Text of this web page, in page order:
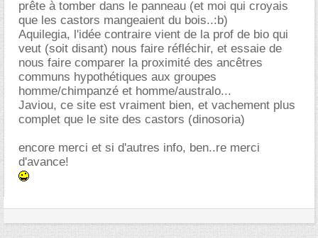
prête à tomber dans le panneau (et moi qui croyais
que les castors mangeaient du bois..:b)
Aquilegia, l'idée contraire vient de la prof de bio qui
veut (soit disant) nous faire réfléchir, et essaie de
nous faire comparer la proximité des ancêtres
communs hypothétiques aux groupes
homme/chimpanzé et homme/australo...
Javiou, ce site est vraiment bien, et vachement plus
complet que le site des castors (dinosoria)
encore merci et si d'autres info, ben..re merci
d'avance!